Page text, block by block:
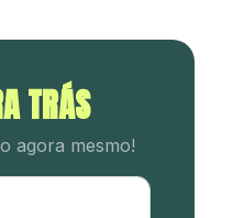
TRÁS
agora mesmo!